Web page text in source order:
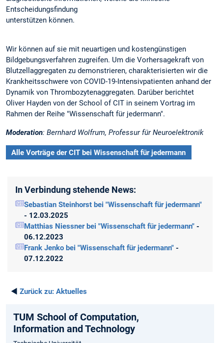
Entscheidungsfindung
unterstützen können.
Wir können auf sie mit neuartigen und kostengünstigen
Bildgebungsverfahren zugreifen. Um die Vorhersagekraft von
Blutzellaggregaten zu demonstrieren, charakterisierten wir die
Krankheitsschwere von COVID-19-Intensivpatienten anhand der
Dynamik von Thrombozytenaggregaten. Darüber berichtet
Oliver Hayden von der School of CIT in seinem Vortrag im
Rahmen der Reihe "Wissenschaft für jedermann".
Moderation: Bernhard Wolfrum, Professur für Neuroelektronik
Alle Vorträge der CIT bei Wissenschaft für jedermann
In Verbindung stehende News:
Sebastian Steinhorst bei "Wissenschaft für jedermann"
- 12.03.2025
Matthias Niessner bei "Wissenschaft für jedermann" -
06.12.2023
Frank Jenko bei "Wissenschaft für jedermann" -
07.12.2022
◄ Zurück zu: Aktuelles
TUM School of Computation,
Information and Technology